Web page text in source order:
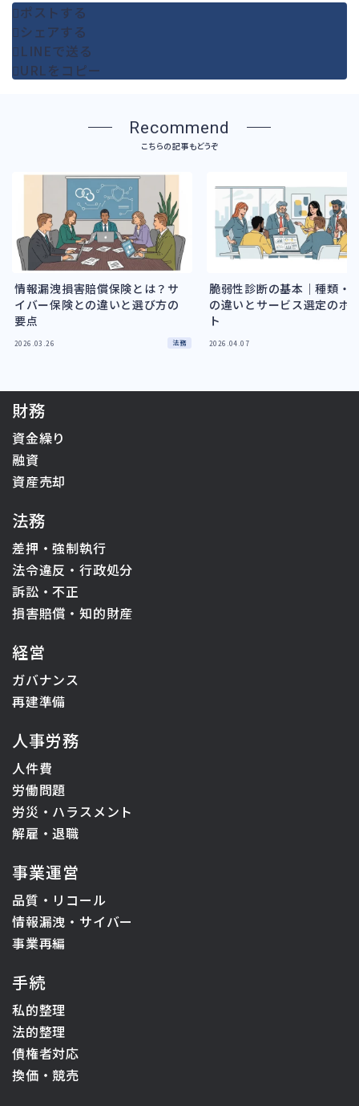
ポストする
シェアする
LINEで送る
URLをコピー
Recommend
こちらの記事もどうぞ
情報漏洩損害賠償保険とは？サ
イバー保険との違いと選び方の
要点
2026.03.26 法務
脆弱性診断の基本｜種類・
の違いとサービス選定のポ
ト
2026.04.07
財務
資金繰り
融資
資産売却
法務
差押・強制執行
法令違反・行政処分
訴訟・不正
損害賠償・知的財産
経営
ガバナンス
再建準備
人事労務
人件費
労働問題
労災・ハラスメント
解雇・退職
事業運営
品質・リコール
情報漏洩・サイバー
事業再編
手続
私的整理
法的整理
債権者対応
換価・競売